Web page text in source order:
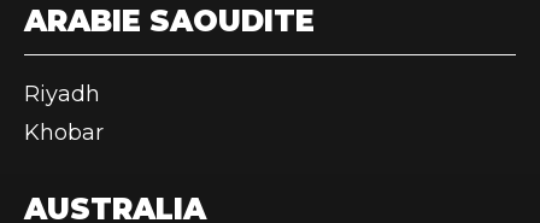
ARABIE SAOUDITE
Riyadh
Khobar
AUSTRALIA